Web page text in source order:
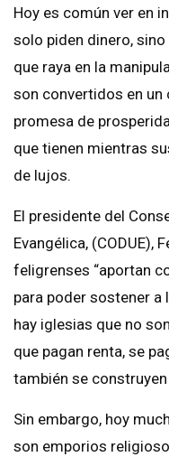
Hoy es común ver en
solo piden dinero,
que raya en la
son convertidos en
promesa de
que tienen mientras
de lujos.
El presidente del
Evangélica, (CODUE),
feligrenses “aportan
para poder sostener a
hay iglesias que no
que pagan renta, se
también se
Sin embargo, hoy
son emporios